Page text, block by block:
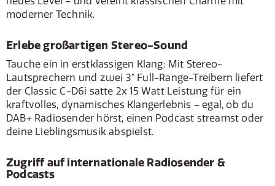
moderner Technik.
Erlebe großartigen Stereo-Sound
Tauche ein in erstklassigen Klang: Mit Stereo-
Lautsprechern und zwei 3" Full-Range-Treibern liefert
der Classic C-D6i satte 2x 15 Watt Leistung für ein
kraftvolles, dynamisches Klangerlebnis – egal, ob du
DAB+ Radiosender hörst, einen Podcast streamst oder
deine Lieblingsmusik abspielst.
Zugriff auf internationale Radiosender &
Podcasts